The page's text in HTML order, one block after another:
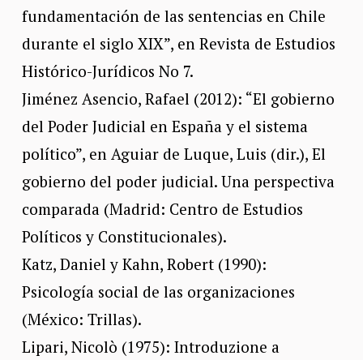
fundamentación de las sentencias en Chile
durante el siglo XIX”, en Revista de Estudios
Histórico-Jurídicos No 7.
Jiménez Asencio, Rafael (2012): “El gobierno
del Poder Judicial en España y el sistema
político”, en Aguiar de Luque, Luis (dir.), El
gobierno del poder judicial. Una perspectiva
comparada (Madrid: Centro de Estudios
Políticos y Constitucionales).
Katz, Daniel y Kahn, Robert (1990):
Psicología social de las organizaciones
(México: Trillas).
Lipari, Nicolò (1975): Introduzione a